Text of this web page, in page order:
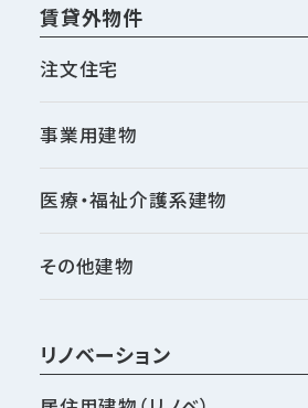
賃貸外物件
注文住宅
事業用建物
医療・福祉介護系建物
その他建物
リノベーション